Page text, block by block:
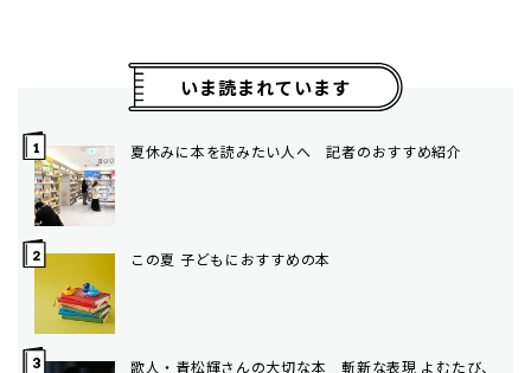
いま読まれています
夏休みに本を読みたい人へ 記者のおすすめ紹介
この夏 子どもにおすすめの本
歌人・青松輝さんの大切な本 斬新な表現 よむたび、